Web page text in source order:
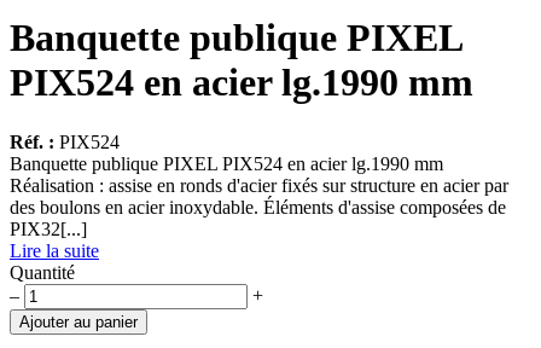
Banquette publique PIXEL
PIX524 en acier lg.1990 mm
Réf. : PIX524
Banquette publique PIXEL PIX524 en acier lg.1990 mm
Réalisation : assise en ronds d'acier fixés sur structure en acier par
des boulons en acier inoxydable. Éléments d'assise composées de
PIX32[...]
Lire la suite
Quantité
quantité
de
Banquette
– +
Ajouter au panier